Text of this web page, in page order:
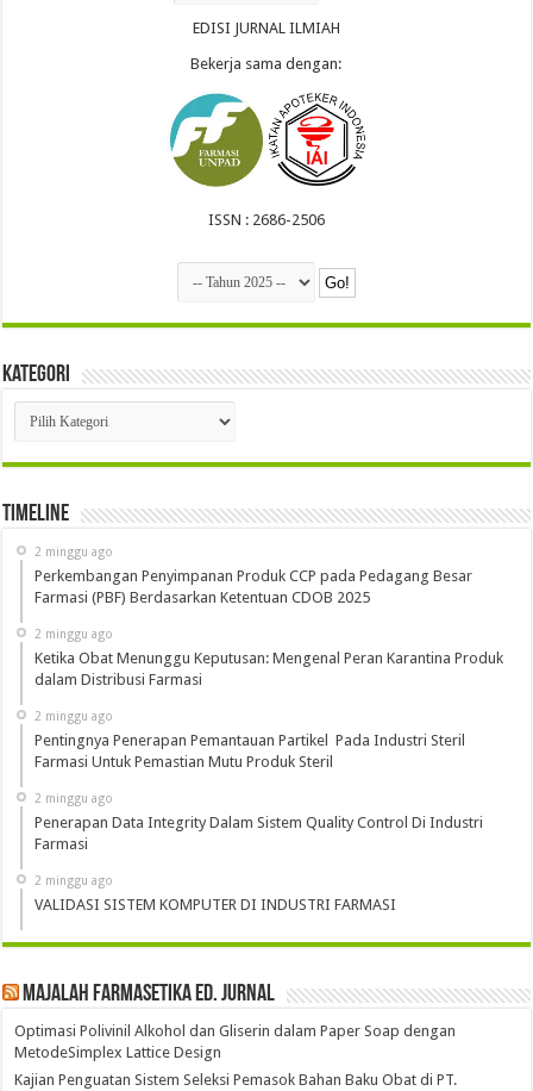
EDISI JURNAL ILMIAH
Bekerja sama dengan:
ISSN : 2686-2506
Kategori
Kategori
Timeline
2 minggu ago
Perkembangan Penyimpanan Produk CCP pada Pedagang Besar
Farmasi (PBF) Berdasarkan Ketentuan CDOB 2025
2 minggu ago
Ketika Obat Menunggu Keputusan: Mengenal Peran Karantina Produk
dalam Distribusi Farmasi
2 minggu ago
Pentingnya Penerapan Pemantauan Partikel Pada Industri Steril
Farmasi Untuk Pemastian Mutu Produk Steril
2 minggu ago
Penerapan Data Integrity Dalam Sistem Quality Control Di Industri
Farmasi
2 minggu ago
VALIDASI SISTEM KOMPUTER DI INDUSTRI FARMASI
Majalah Farmasetika Ed. Jurnal
Optimasi Polivinil Alkohol dan Gliserin dalam Paper Soap dengan
MetodeSimplex Lattice Design
Kajian Penguatan Sistem Seleksi Pemasok Bahan Baku Obat di PT.